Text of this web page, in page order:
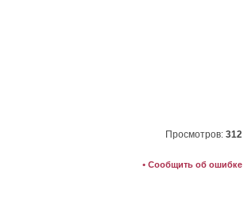
Просмотров: 312
• Сообщить об ошибке